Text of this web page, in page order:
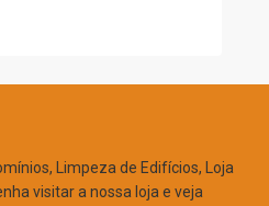
Limpeza de Edifícios, Loja
visitar a nossa loja e veja